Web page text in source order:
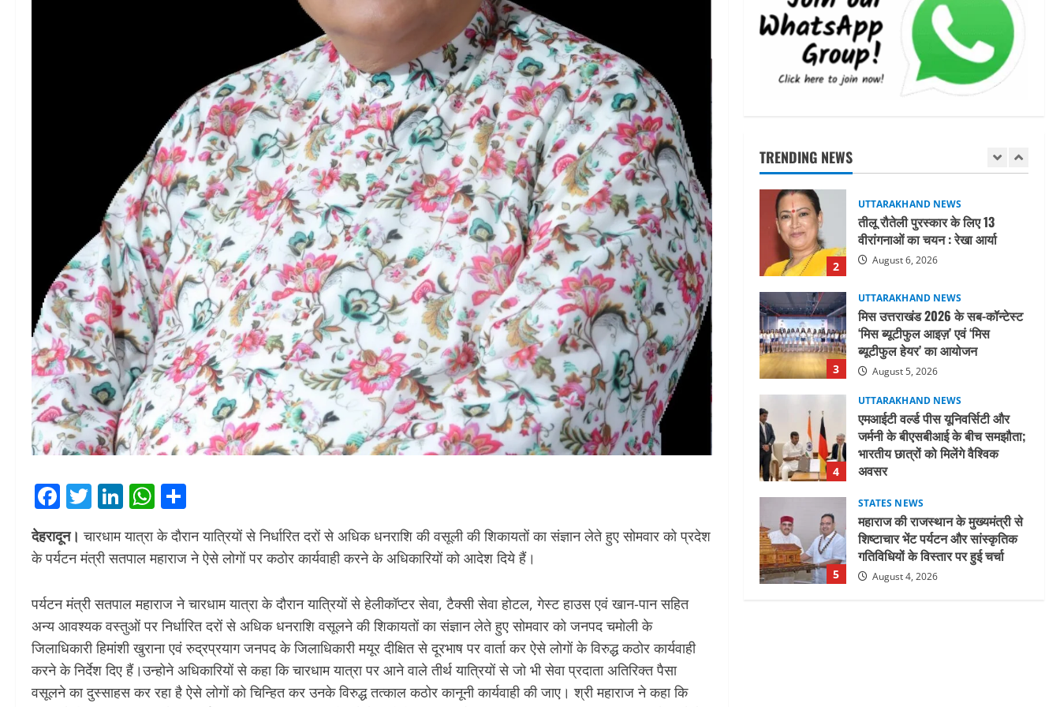
Facebook
Twitter
LinkedIn
WhatsApp
देहरादून। चारधाम यात्रा के दौरान यात्रियों से निर्धारित दरों से अधिक धनराशि की वसूली की शिकायतों का संज्ञान लेते हुए सोमवार को प्रदेश
के पर्यटन मंत्री सतपाल महाराज ने ऐसे लोगों पर कठोर कार्यवाही करने के अधिकारियों को आदेश दिये हैं।
पर्यटन मंत्री सतपाल महाराज ने चारधाम यात्रा के दौरान यात्रियों से हेलीकॉप्टर सेवा, टैक्सी सेवा होटल, गेस्ट हाउस एवं खान-पान सहित
अन्य आवश्यक वस्तुओं पर निर्धारित दरों से अधिक धनराशि वसूलने की शिकायतों का संज्ञान लेते हुए सोमवार को जनपद चमोली के
जिलाधिकारी हिमांशी खुराना एवं रुद्रप्रयाग जनपद के जिलाधिकारी मयूर दीक्षित से दूरभाष पर वार्ता कर ऐसे लोगों के विरुद्ध कठोर कार्यवाही
करने के निर्देश दिए हैं।उन्होने अधिकारियों से कहा कि चारधाम यात्रा पर आने वाले तीर्थ यात्रियों से जो भी सेवा प्रदाता अतिरिक्त पैसा
वसूलने का दुस्साहस कर रहा है ऐसे लोगों को चिन्हित कर उनके विरुद्ध तत्काल कठोर कानूनी कार्यवाही की जाए। श्री महाराज ने कहा कि
TRENDING NEWS
5
शिष्टाचार भेंट पर्यटन और सांस्कृतिक
गतिविधियों के विस्तार पर हुई चर्चा
August 4, 2026
1
UTTARAKHAND NEWS
जिलाधिकारी/जिला निर्वाचन अधिकारी
आपत्ति निस्तारण शिविर की व्यवस्थाओं
का लिया जायजा
2
तीलू रौतेली पुरस्कार के लिए 13
वीरांगनाओं का चयन : रेखा आर्या
3
मिस उत्तराखंड 2026 के सब-कॉन्टेस्ट
‘मिस ब्यूटीफुल आइज़’ एवं ‘मिस
ब्यूटीफुल हेयर’ का आयोजन
August 5, 2026
4
एमआईटी वर्ल्ड पीस यूनिवर्सिटी और
जर्मनी के बीएसबीआई के बीच समझौता;
भारतीय छात्रों को मिलेंगे वैश्विक
अवसर
5
महाराज की राजस्थान के मुख्यमंत्री से
शिष्टाचार भेंट पर्यटन और सांस्कृतिक
गतिविधियों के विस्तार पर हुई चर्चा